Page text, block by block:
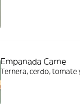
Empanada Carne
Ternera, cerdo, tomate